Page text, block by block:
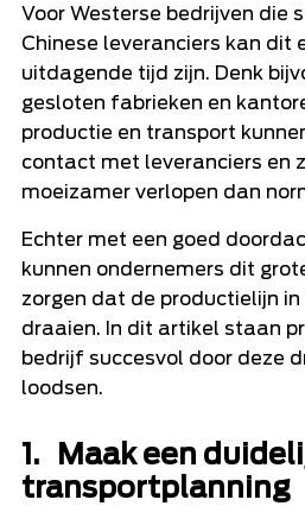
Voor Westerse bedrijven die
Chinese leveranciers kan dit
uitdagende tijd zijn. Denk
gesloten fabrieken en
productie en transport
contact met leveranciers en
moeizamer verlopen dan
Echter met een goed
kunnen ondernemers dit
zorgen dat de productielijn
draaien. In dit artikel staan
bedrijf succesvol door deze
loodsen.
1. Maak een
transportplanning